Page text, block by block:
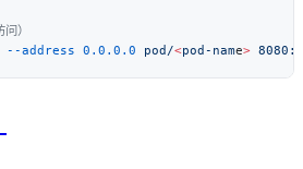
--address 0.0.0.0 pod/<pod-name>